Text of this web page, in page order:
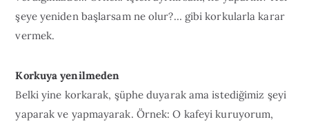
şeye yeniden başlarsam ne olur?… gibi korkularla karar
vermek.
Korkuya yenilmeden
Belki yine korkarak, şüphe duyarak ama istediğimiz şeyi
yaparak ve yapmayarak. Örnek: O kafeyi kuruyorum,